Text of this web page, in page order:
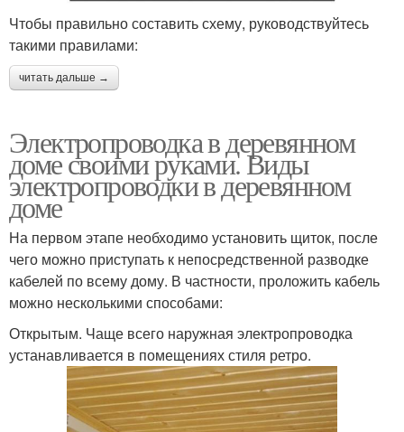
Чтобы правильно составить схему, руководствуйтесь
такими правилами:
читать дальше →
Электропроводка в деревянном
доме своими руками. Виды
электропроводки в деревянном
доме
На первом этапе необходимо установить щиток, после
чего можно приступать к непосредственной разводке
кабелей по всему дому. В частности, проложить кабель
можно несколькими способами:
Открытым. Чаще всего наружная электропроводка
устанавливается в помещениях стиля ретро.